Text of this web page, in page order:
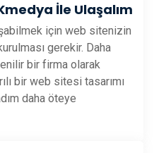
İle Ulaşalım
için web sitenizin
gerekir. Daha
bir firma olarak
bir web sitesi tasarımı
daha öteye